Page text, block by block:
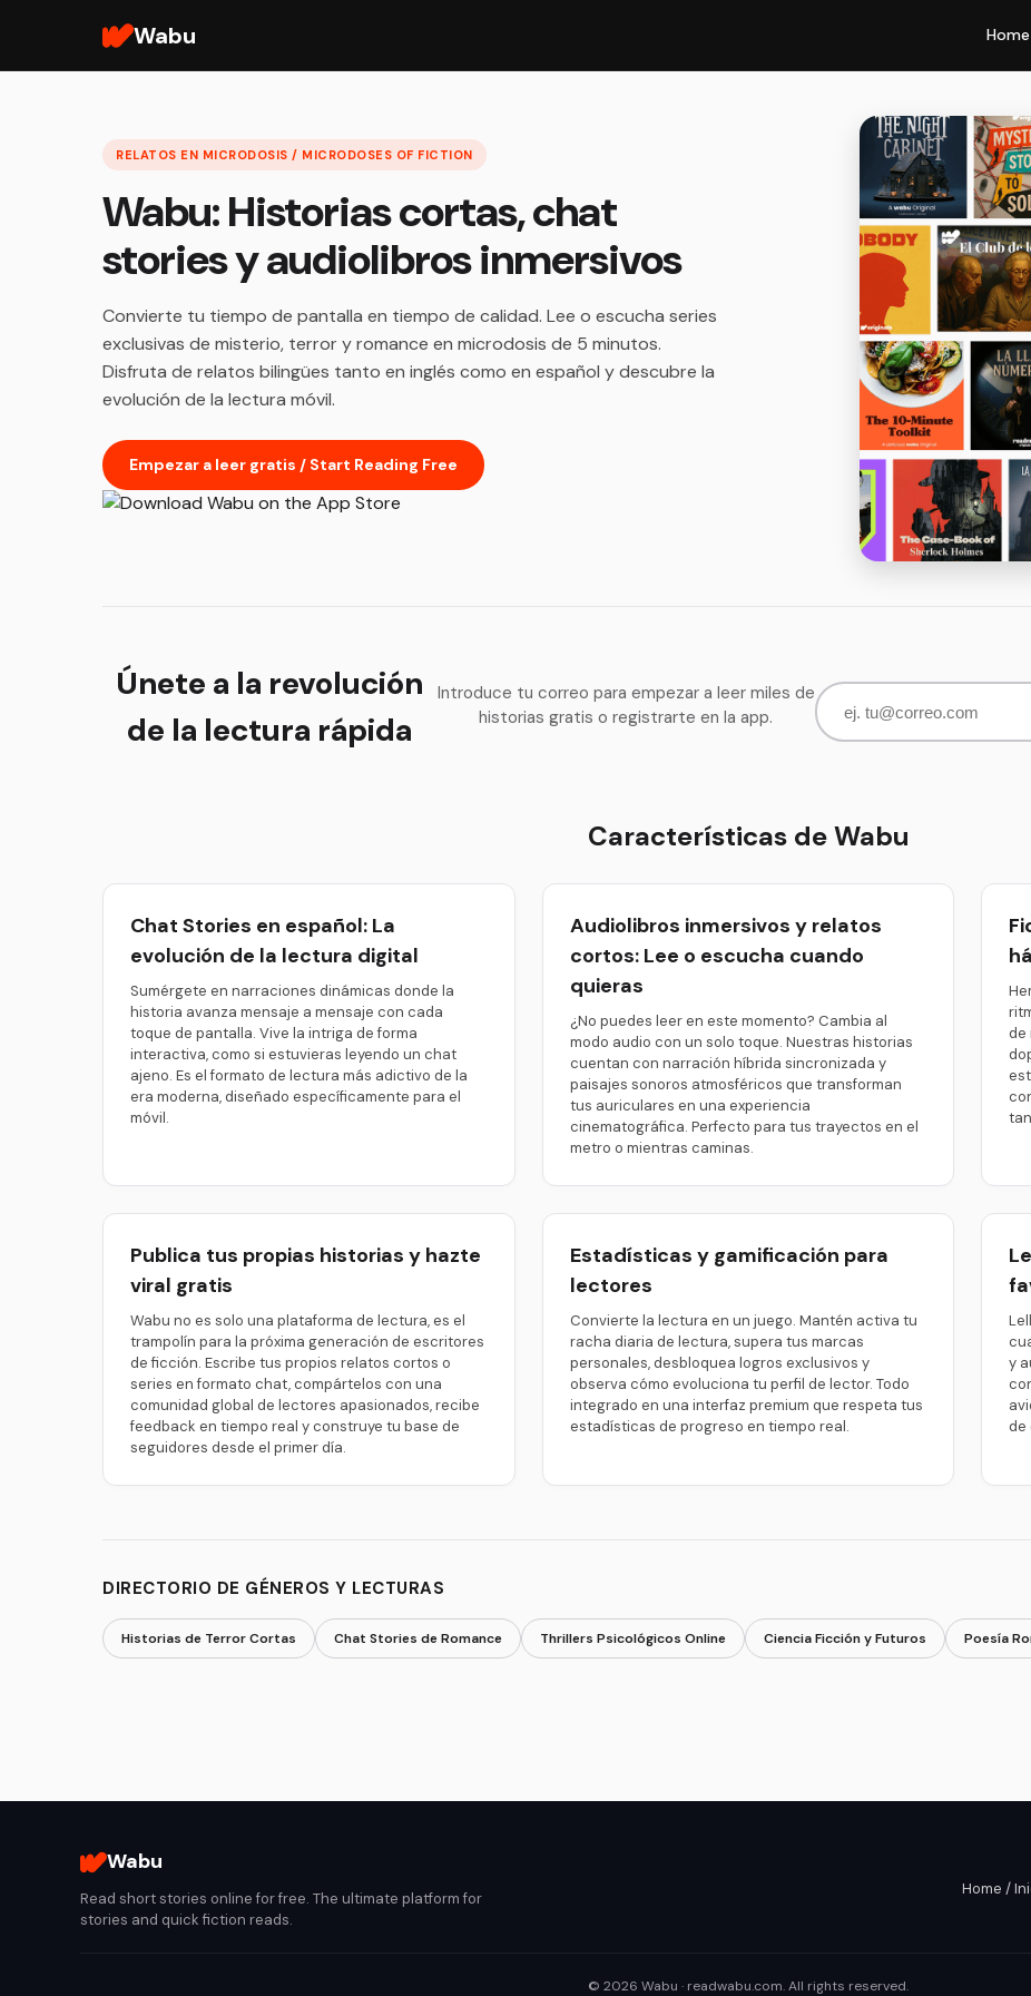
Wabu
RELATOS EN MICRODOSIS / MICRODOSES OF FICTION
Wabu: Historias cortas, chat
stories y audiolibros inmersivos
Convierte tu tiempo de pantalla en tiempo de calidad. Lee o escucha series
exclusivas de misterio, terror y romance en microdosis de 5 minutos.
Disfruta de relatos bilingües tanto en inglés como en español y descubre la
evolución de la lectura móvil.
Empezar a leer gratis / Start Reading Free
Únete a la revolución
de la lectura rápida
Introduce tu correo para empezar a leer miles de
historias gratis o registrarte en la app.
Características de Wabu
Chat Stories en español: La
evolución de la lectura digital
Sumérgete en narraciones dinámicas donde la
historia avanza mensaje a mensaje con cada
toque de pantalla. Vive la intriga de forma
interactiva, como si estuvieras leyendo un chat
ajeno. Es el formato de lectura más adictivo de la
era moderna, diseñado específicamente para el
móvil.
Audiolibros inmersivos y relatos
cortos: Lee o escucha cuando
quieras
¿No puedes leer en este momento? Cambia al
modo audio con un solo toque. Nuestras historias
cuentan con narración híbrida sincronizada y
paisajes sonoros atmosféricos que transforman
tus auriculares en una experiencia
cinematográfica. Perfecto para tus trayectos en el
metro o mientras caminas.
de
Publica tus propias historias y hazte
viral gratis
Wabu no es solo una plataforma de lectura, es el
trampolín para la próxima generación de escritores
de ficción. Escribe tus propios relatos cortos o
series en formato chat, compártelos con una
comunidad global de lectores apasionados, recibe
feedback en tiempo real y construye tu base de
seguidores desde el primer día.
Estadísticas y gamificación para
lectores
Convierte la lectura en un juego. Mantén activa tu
racha diaria de lectura, supera tus marcas
personales, desbloquea logros exclusivos y
observa cómo evoluciona tu perfil de lector. Todo
integrado en una interfaz premium que respeta tus
estadísticas de progreso en tiempo real.
y
de
DIRECTORIO DE GÉNEROS Y LECTURAS
Historias de Terror Cortas Chat Stories de Romance Thrillers Psicológicos Online Ciencia Ficción y Futuros Poesía
Wabu
Read short stories online for free. The ultimate platform for
stories and quick fiction reads.
Home /
© 2026 Wabu · readwabu.com. All rights reserved.